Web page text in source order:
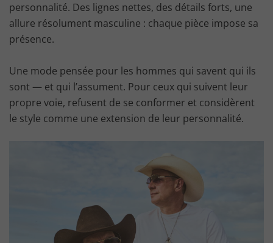
personnalité. Des lignes nettes, des détails forts, une
allure résolument masculine : chaque pièce impose sa
présence.
Une mode pensée pour les hommes qui savent qui ils
sont — et qui l’assument. Pour ceux qui suivent leur
propre voie, refusent de se conformer et considèrent
le style comme une extension de leur personnalité.